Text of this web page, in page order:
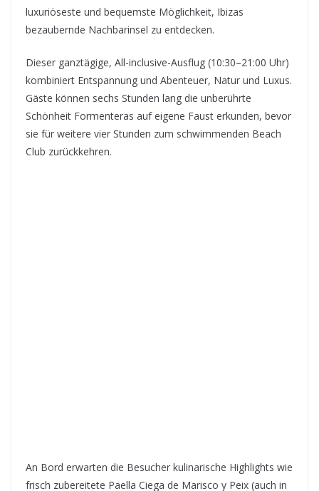
luxuriöseste und bequemste Möglichkeit, Ibizas
bezaubernde Nachbarinsel zu entdecken.
Dieser ganztägige, All-inclusive-Ausflug (10:30–21:00 Uhr)
kombiniert Entspannung und Abenteuer, Natur und Luxus.
Gäste können sechs Stunden lang die unberührte
Schönheit Formenteras auf eigene Faust erkunden, bevor
sie für weitere vier Stunden zum schwimmenden Beach
Club zurückkehren.
An Bord erwarten die Besucher kulinarische Highlights wie
frisch zubereitete Paella Ciega de Marisco y Peix (auch in